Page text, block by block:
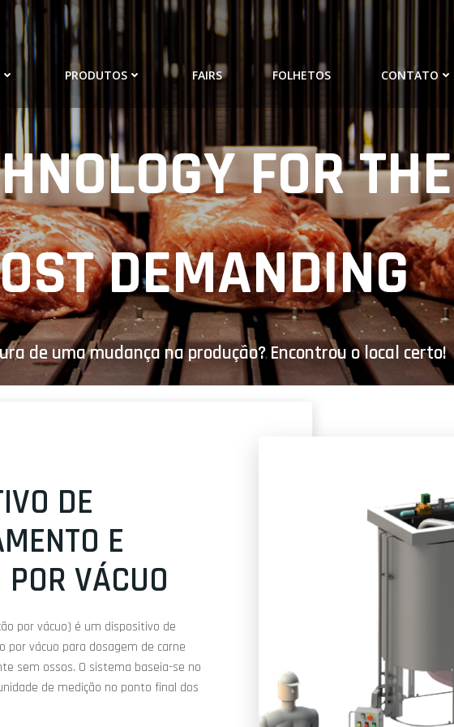
PRODUTOS FAIRS FOLHETOS CONTATO
FOR THE
DEMANDING
de uma mudança na produção? Encontrou o local certo!
DE
E
VÁCUO
por vácuo) é um dispositivo de
por vácuo para dosagem de carne
sem ossos. O sistema baseia-se no
de medição no ponto final dos